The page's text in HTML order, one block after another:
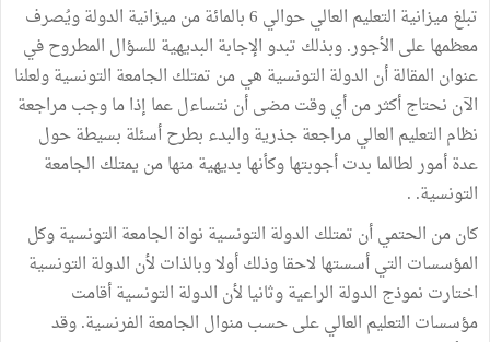
تبلغ ميزانية التعليم العالي حوالي 6 بالمائة من ميزانية الدولة ويُصرف
معظمها على الأجور. وبذلك تبدو الإجابة البديهية للسؤال المطروح في
عنوان المقالة أن الدولة التونسية هي من تمتلك الجامعة التونسية ولعلنا
الآن نحتاج أكثر من أي وقت مضى أن نتساءل عما إذا ما وجب مراجعة
نظام التعليم العالي مراجعة جذرية والبدء بطرح أسئلة بسيطة حول
عدة أمور لطالما بدت أجوبتها وكأنها بديهية منها من يمتلك الجامعة
التونسية. .
كان من الحتمي أن تمتلك الدولة التونسية نواة الجامعة التونسية وكل
المؤسسات التي أسستها لاحقا وذلك أولا وبالذات لأن الدولة التونسية
اختارت نموذج الدولة الراعية وثانيا لأن الدولة التونسية أقامت
مؤسسات التعليم العالي على حسب منوال الجامعة الفرنسية. وقد